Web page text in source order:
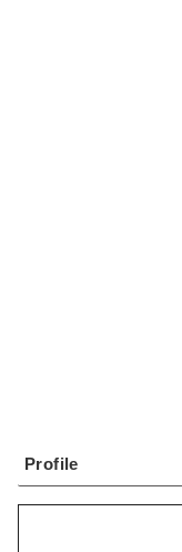
Profile